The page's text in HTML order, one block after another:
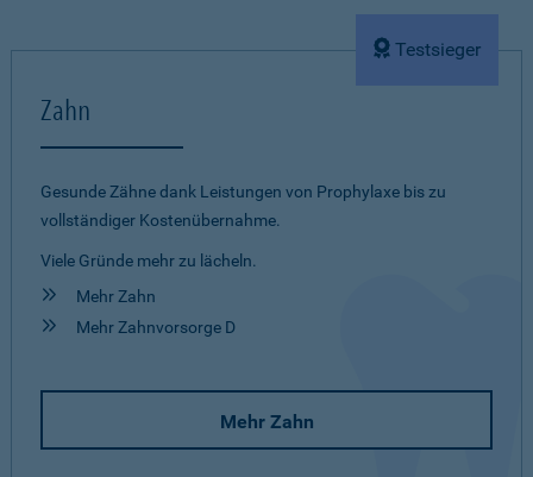
Testsieger
Zahn
Gesunde Zähne dank Leistungen von Prophylaxe bis zu
vollständiger Kostenübernahme.
Viele Gründe mehr zu lächeln.
Mehr Zahn
Mehr Zahnvorsorge D
Mehr Zahn